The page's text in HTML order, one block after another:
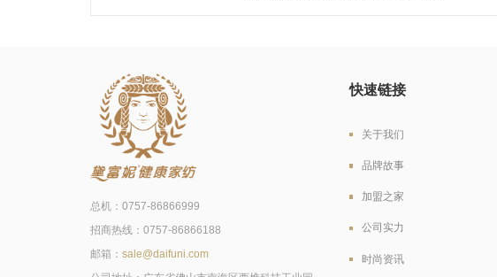
总机：0757-86866999
招商热线：0757-86866188
邮箱： sale@daifuni.com
快速链接
关于我们
品牌故事
加盟之家
公司实力
时尚资讯